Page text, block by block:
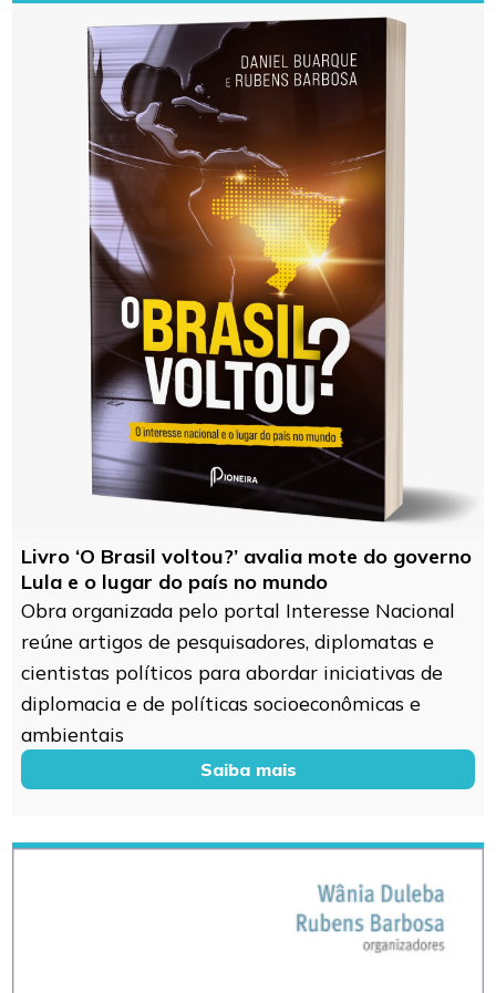
Livro ‘O Brasil voltou?’ avalia mote do governo
Lula e o lugar do país no mundo
Obra organizada pelo portal Interesse Nacional
reúne artigos de pesquisadores, diplomatas e
cientistas políticos para abordar iniciativas de
diplomacia e de políticas socioeconômicas e
ambientais
Saiba mais